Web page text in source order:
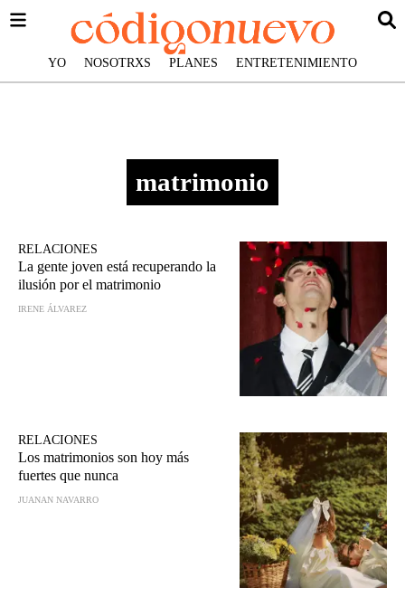
YO NOSOTRXS PLANES ENTRETENIMIENTO
matrimonio
RELACIONES
La gente joven está recuperando la
ilusión por el matrimonio
IRENE ÁLVAREZ
RELACIONES
Los matrimonios son hoy más
fuertes que nunca
JUANAN NAVARRO